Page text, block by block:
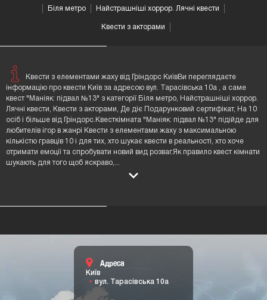
Біля метро Найстрашніші хоррор. Лячні квести
Квести з акторами
Квести з елементами жаху від Гріндорс КиївВи переглядаєте
інформацію про квести Київ за адресою вул. Тарасівська 10а , а саме
квест "Маніяк: підвал №13" з категорії Біля метро, Найстрашніші хоррор.
Лячні квести, Квести з акторами, Де діє Подарунковий сертифікат, На 10
осіб і більше від Гріндорс.Квесткімната "Маніяк: підвал №13" підійде для
любителів ігор в жанрі Квести з елементами жаху з максимальною
кількістю гравців 10 і для тих, хто шукає квести в реальності, хто хоче
отримати емоції та спробувати новий вид розваг.Як правило квест кімнати
шукають для того щоб яскраво,
Адреса
Київ
вул. Тарасівська 10а